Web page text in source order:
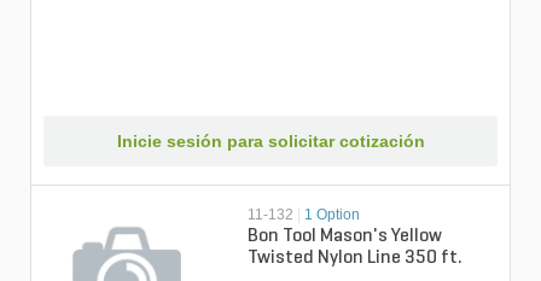
Inicie sesión para solicitar cotización
11-132 1 Option
Bon Tool Mason's Yellow
Twisted Nylon Line 350 ft.